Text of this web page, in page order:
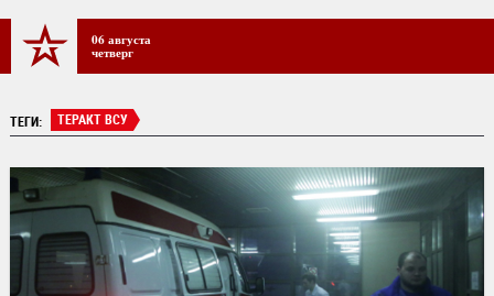
06 августа
четверг
ТЕГИ: ТЕРАКТ ВСУ